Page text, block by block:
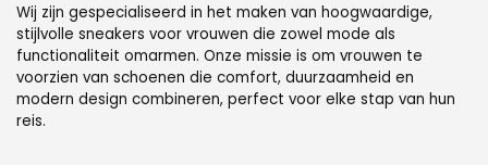
Wij zijn gespecialiseerd in het maken van hoogwaardige,
stijlvolle sneakers voor vrouwen die zowel mode als
functionaliteit omarmen. Onze missie is om vrouwen te
voorzien van schoenen die comfort, duurzaamheid en
modern design combineren, perfect voor elke stap van hun
reis.